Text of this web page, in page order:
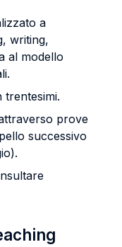
a
writing,
al modello
trentesimi.
prove
successivo